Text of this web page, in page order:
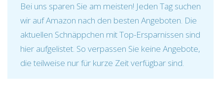
Bei uns sparen Sie am meisten! Jeden Tag suchen
wir auf Amazon nach den besten Angeboten. Die
aktuellen Schnäppchen mit Top-Ersparnissen sind
hier aufgelistet. So verpassen Sie keine Angebote,
die teilweise nur für kurze Zeit verfügbar sind.